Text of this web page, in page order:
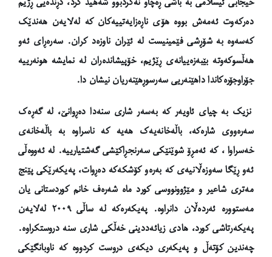
دەرکەوت ئەمەش بووە هۆی ناڕەزایەتییەکان کە لەلایەن هەندێک
کەسەوە بە شۆڕشی فێمینیست لە ئێران ناوزەد کران. سەرەڕای ئەو
هەڵسوکەوتە بێبەزەییانەی ڕێژیم، خۆپیشاندەران لە نمایشە هونەرییە
جۆراوجۆرەکاندا داهێنەریی سەرسوڕهێنەریان نیشان دا.
نزیک بە چیای ئاویەر کە بەسەر شاری سنەدا دەڕوانێ، لە گەڕەک
سەرەووی شارەکە، باڵەخانەیەک هەیە کە ناسراوە بە باڵەخانەی
خەسراوا ، کە ئەمڕۆ شوێنێکی سەرنجڕاکێشی گەشتیارییە. لە ئەووەڵی
ئەو ڕێگا سەوزەڵانیەی کە بەرەو کۆشکەکە دەڕوات، پەیکەرێکی پێنج
مەتری شاعیر و مێژوونووسی کورد ماه شەرەف خانم کوردستانی یان
مەستوورە ئەردەڵان دانراوە. پەیکەرەکە لە ساڵی ٢٠٠٩ لەلایەن
پەیکەرتاشی کورد، هادی زیائەددینی خەڵکی شاری سنە دروستکراوە.
چەندین کۆتەڵ و پەیکەری دیکەی دروست کردووە کە ناوبانگێکی